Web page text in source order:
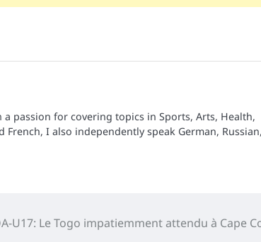
passion for covering topics in Sports, Arts, Health,
I also independently speak German, Russian,
U17: Le Togo impatiemment attendu à Cape